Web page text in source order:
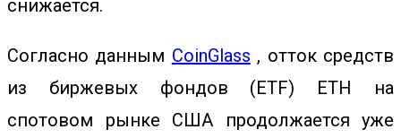
снижается.
Согласно данным CoinGlass , отток средств
из биржевых фондов (ETF) ETH на
спотовом рынке США продолжается уже